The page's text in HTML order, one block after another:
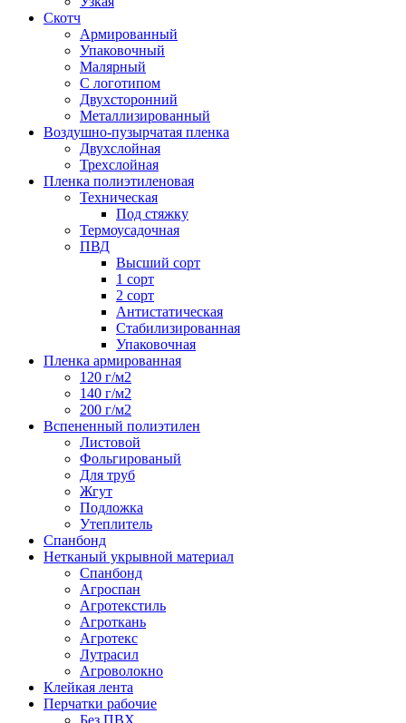
Скотч
Армированный
Упаковочный
Малярный
С логотипом
Двухсторонний
Металлизированный
Воздушно-пузырчатая пленка
Двухслойная
Трехслойная
Пленка полиэтиленовая
Техническая
Под стяжку
Термоусадочная
ПВД
Высший сорт
1 сорт
2 сорт
Антистатическая
Стабилизированная
Упаковочная
Пленка армированная
120 г/м2
140 г/м2
200 г/м2
Вспененный полиэтилен
Листовой
Фольгированый
Для труб
Жгут
Подложка
Утеплитель
Спанбонд
Нетканый укрывной материал
Спанбонд
Агроспан
Агротекстиль
Агроткань
Агротекс
Лутрасил
Агроволокно
Клейкая лента
Перчатки рабочие
Без ПВХ